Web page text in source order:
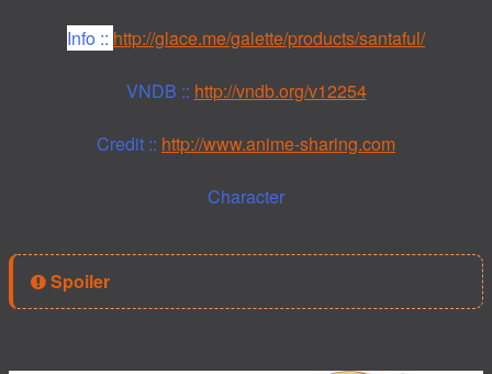
Info :: http://glace.me/galette/products/santaful/
VNDB :: http://vndb.org/v12254
Credit :: http://www.anime-sharing.com
Character
Spoiler